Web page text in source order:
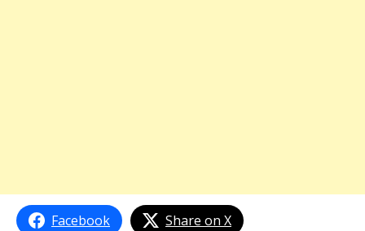
Facebook Share on X